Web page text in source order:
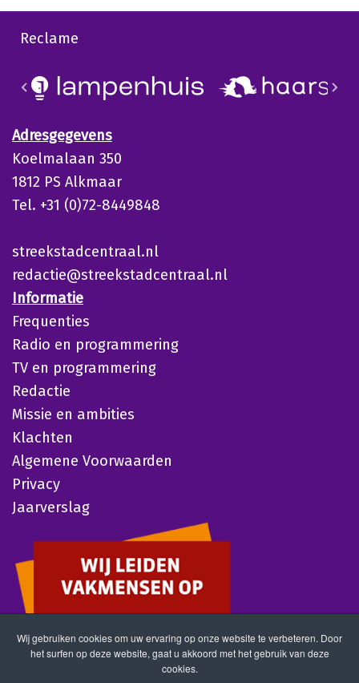
Reclame
Adresgegevens
Koelmalaan 350
1812 PS Alkmaar
Tel. +31 (0)72-8449848
streekstadcentraal.nl
redactie@streekstadcentraal.nl
Informatie
Frequenties
Radio en programmering
TV en programmering
Redactie
Missie en ambities
Klachten
Algemene Voorwaarden
Privacy
Jaarverslag
Wij gebruiken cookies om uw ervaring op onze website te verbeteren. Door
het surfen op deze website, gaat u akkoord met het gebruik van deze
cookies.